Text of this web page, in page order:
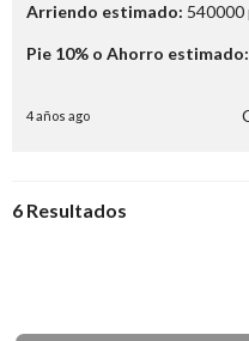
Arriendo estimado: 540000
Pie 10% o Ahorro estimado:
4 años ago
6 Resultados